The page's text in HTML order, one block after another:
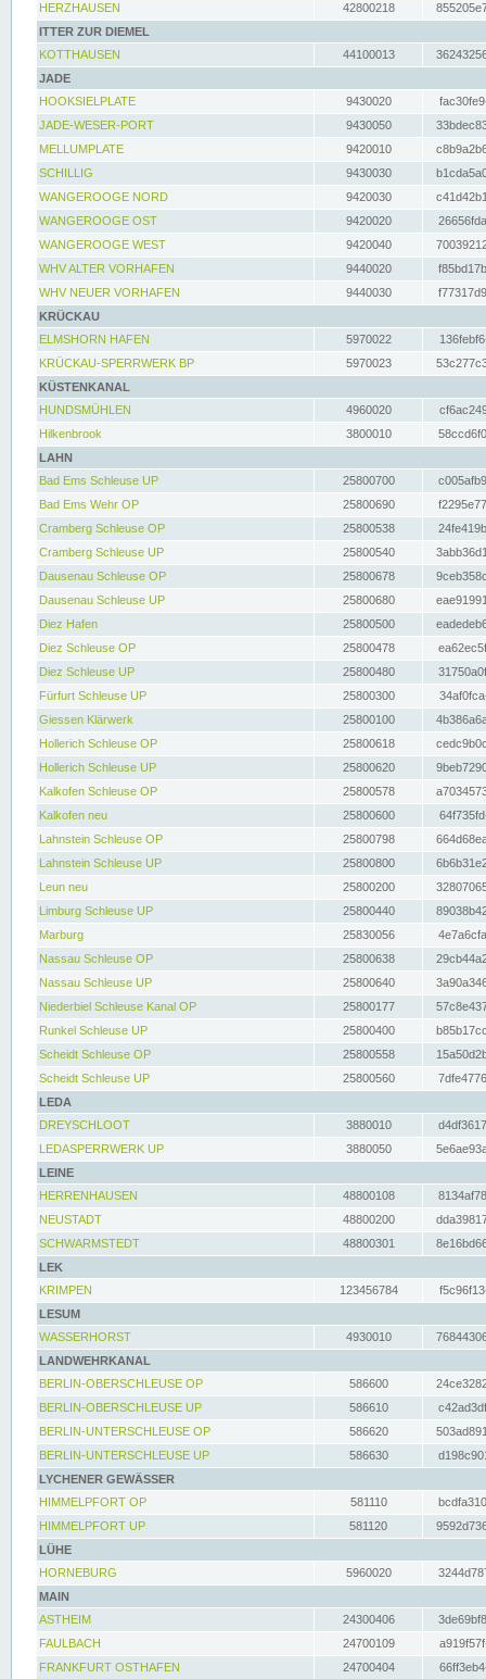
HERZHAUSEN
42800218
ITTER ZUR DIEMEL
KOTTHAUSEN
44100013
JADE
HOOKSIELPLATE
9430020
JADE-WESER-PORT
9430050
MELLUMPLATE
9420010
SCHILLIG
9430030
WANGEROOGE NORD
9420030
WANGEROOGE OST
9420020
WANGEROOGE WEST
9420040
WHV ALTER VORHAFEN
9440020
WHV NEUER VORHAFEN
9440030
KRÜCKAU
ELMSHORN HAFEN
5970022
KRÜCKAU-SPERRWERK BP
5970023
KÜSTENKANAL
HUNDSMÜHLEN
4960020
Hilkenbrook
3800010
LAHN
Bad Ems Schleuse UP
25800700
Bad Ems Wehr OP
25800690
Cramberg Schleuse OP
25800538
Cramberg Schleuse UP
25800540
Dausenau Schleuse OP
25800678
Dausenau Schleuse UP
25800680
Diez Hafen
25800500
Diez Schleuse OP
25800478
Diez Schleuse UP
25800480
Fürfurt Schleuse UP
25800300
Giessen Klärwerk
25800100
Hollerich Schleuse OP
25800618
Hollerich Schleuse UP
25800620
Kalkofen Schleuse OP
25800578
Kalkofen neu
25800600
Lahnstein Schleuse OP
25800798
Lahnstein Schleuse UP
25800800
Leun neu
25800200
Limburg Schleuse UP
25800440
Marburg
25830056
Nassau Schleuse OP
25800638
Nassau Schleuse UP
25800640
Niederbiel Schleuse Kanal OP
25800177
Runkel Schleuse UP
25800400
Scheidt Schleuse OP
25800558
Scheidt Schleuse UP
25800560
LEDA
DREYSCHLOOT
3880010
LEDASPERRWERK UP
3880050
LEINE
HERRENHAUSEN
48800108
NEUSTADT
48800200
SCHWARMSTEDT
48800301
LEK
KRIMPEN
123456784
LESUM
WASSERHORST
4930010
LANDWEHRKANAL
BERLIN-OBERSCHLEUSE OP
586600
BERLIN-OBERSCHLEUSE UP
586610
BERLIN-UNTERSCHLEUSE OP
586620
BERLIN-UNTERSCHLEUSE UP
586630
LYCHENER GEWÄSSER
HIMMELPFORT OP
581110
HIMMELPFORT UP
581120
LÜHE
HORNEBURG
5960020
MAIN
ASTHEIM
24300406
FAULBACH
24700109
FRANKFURT OSTHAFEN
24700404